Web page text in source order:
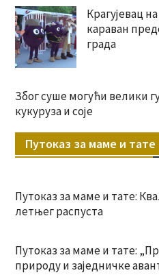
Крагујевац
караван
града
Због суше могући велики
кукуруза и соје
Путоказ за маме и тате
Путоказ за маме и тате:
летњег распуста
Путоказ за маме и тате:
природу и заједничке